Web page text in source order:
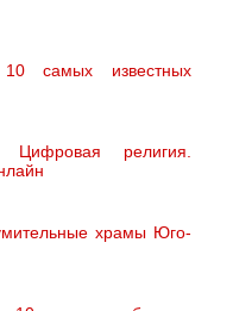
10 самых известных
Цифровая религия.
храмы Юго-